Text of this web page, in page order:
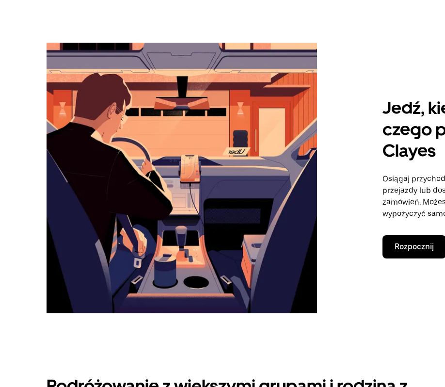
i wybrać
datę.
klawisz
„Escape”,
aby
zamknąć
kalendarz.
Jedź,
czego
Clayes
Osiągaj
przejazdy lub
zamówień.
wypożyczyć
Rozpocznij